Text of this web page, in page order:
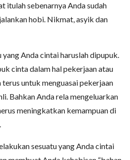
itulah sebenarnya Anda sudah
hobi. Nikmat, asyik dan
yang Anda cintai haruslah dipupuk.
cinta dalam hal pekerjaan atau
untuk menguasai pekerjaan
Bahkan Anda rela mengeluarkan
meningkatkan kemampuan di
sesuatu yang Anda cintai